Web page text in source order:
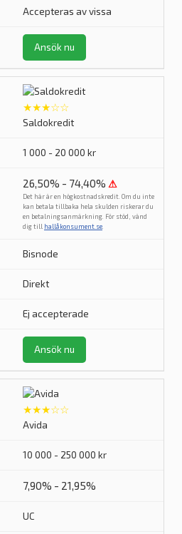
Accepteras av vissa
Ansök nu
★★★☆☆
Saldokredit
1 000 - 20 000 kr
26,50% - 74,40% ⚠
Det här är en högkostnadskredit. Om du inte
kan betala tillbaka hela skulden riskerar du
en betalningsanmärkning. För stöd, vänd
dig till hallåkonsument.se
Bisnode
Direkt
Ej accepterade
Ansök nu
★★★☆☆
Avida
10 000 - 250 000 kr
7,90% - 21,95%
UC